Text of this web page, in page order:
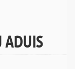
ADUIS